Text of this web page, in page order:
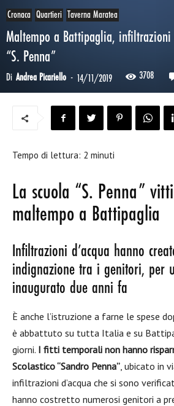
Cronaca Quartieri Taverna Maratea
Maltempo a Battipaglia, infiltrazioni
“S. Penna”
Di Andrea Picariello - 14/11/2019 3708
Tempo di lettura: 2 minuti
La scuola “S. Penna”
maltempo a Battipaglia
Infiltrazioni d’acqua hanno
indignazione tra i genitori, per
inaugurato due anni fa
È anche l’istruzione a farne le spese
è abbattuto su tutta Italia e su
giorni. I fitti temporali non hanno
Scolastico “Sandro Penna”, ubicato in
infiltrazioni d’acqua che si sono
hanno costretto numerosi genitori a